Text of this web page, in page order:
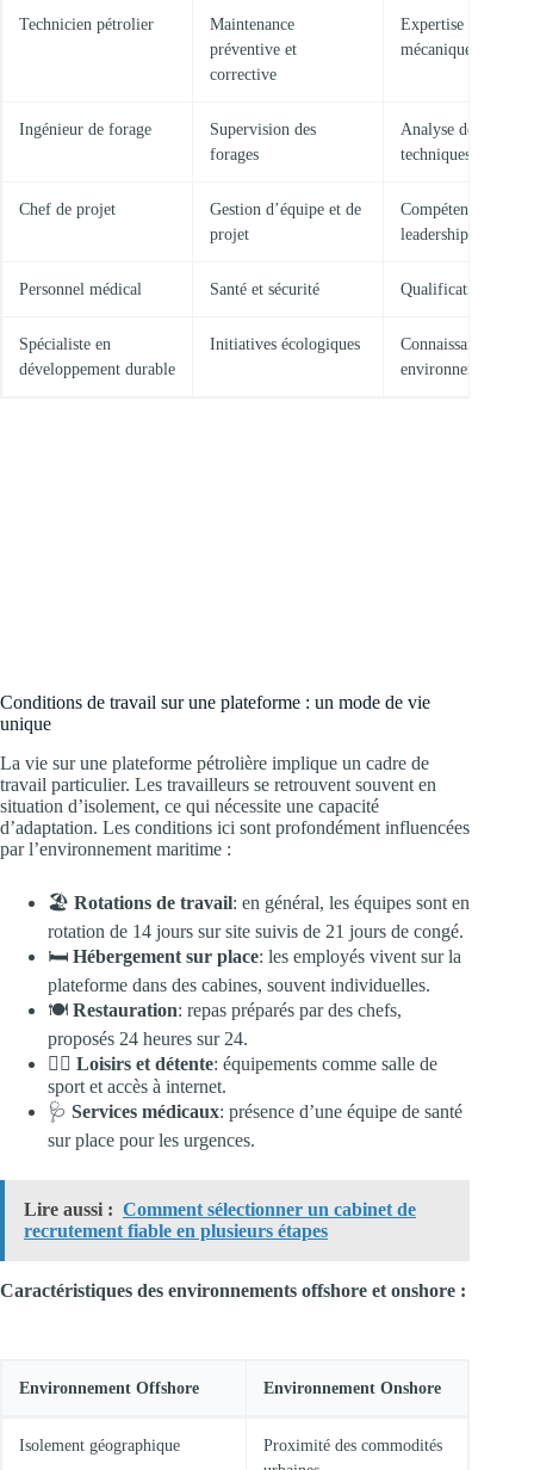
Technicien pétrolier
Maintenance
préventive et
corrective
Expertise
mécanique
Ingénieur de forage
Supervision des
forages
Analyse des
techniques
Chef de projet
Gestion d’équipe et de
projet
Compétences en
leadership
Personnel médical Santé et sécurité Qualification
Spécialiste en
développement durable
Initiatives écologiques
Connaissances en
environnement
Conditions de travail sur une plateforme : un mode de vie
unique
La vie sur une plateforme pétrolière implique un cadre de
travail particulier. Les travailleurs se retrouvent souvent en
situation d’isolement, ce qui nécessite une capacité
d’adaptation. Les conditions ici sont profondément influencées
par l’environnement maritime :
🏖️ Rotations de travail: en général, les équipes sont en
rotation de 14 jours sur site suivis de 21 jours de congé.
🛏️ Hébergement sur place: les employés vivent sur la
plateforme dans des cabines, souvent individuelles.
🍽️ Restauration: repas préparés par des chefs,
proposés 24 heures sur 24.
🏋️‍♂️ Loisirs et détente: équipements comme salle de
sport et accès à internet.
🩺 Services médicaux: présence d’une équipe de santé
sur place pour les urgences.
Lire aussi : Comment sélectionner un cabinet de
recrutement fiable en plusieurs étapes
Caractéristiques des environnements offshore et onshore :
Environnement Offshore Environnement Onshore
Isolement géographique
Proximité des commodités